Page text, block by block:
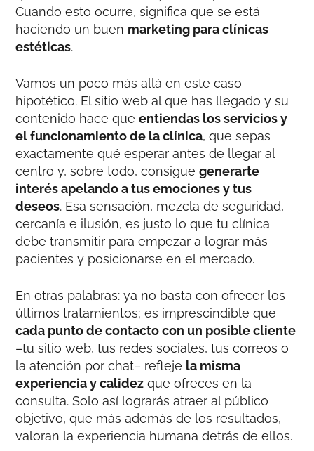
Cuando esto ocurre, significa que se está
haciendo un buen marketing para clínicas
estéticas.
Vamos un poco más allá en este caso
hipotético. El sitio web al que has llegado y su
contenido hace queentiendas los servicios y
el funcionamiento de la clínica, que sepas
exactamente qué esperar antes de llegar al
centro y, sobre todo, consiguegenerarte
interés apelando a tus emociones y tus
deseos. Esa sensación, mezcla de seguridad,
cercanía e ilusión, es justo lo que tu clínica
debe transmitir para empezar a lograr más
pacientes y posicionarse en el mercado.
En otras palabras: ya no basta con ofrecer los
últimos tratamientos; es imprescindible que
cada punto de contacto con un posible cliente
–tu sitio web, tus redes sociales, tus correos o
la atención por chat– refleje la misma
experiencia y calidez que ofreces en la
consulta. Solo así lograrás atraer al público
objetivo, que más además de los resultados,
valoran la experiencia humana detrás de ellos.